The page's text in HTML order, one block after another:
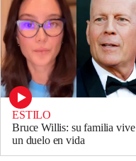
ESTILO
Bruce Willis: su familia vive
un duelo en vida